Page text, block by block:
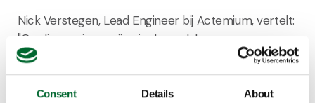
Consent Details About
Nick Verstegen, Lead Engineer bij Actemium, vertelt:
"Op die manier creëer je draagvlak en
betrokkenheid op alle niveaus en kun je optimaal
kennis delen. In de eerste fase ging het enkel om de
lasermachines. Toen deze stabiel draaiden, zijn we